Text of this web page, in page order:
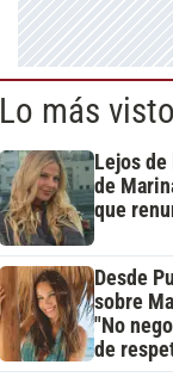
Lo más visto
Lejos
de
que
Desde
sobre
"No
de